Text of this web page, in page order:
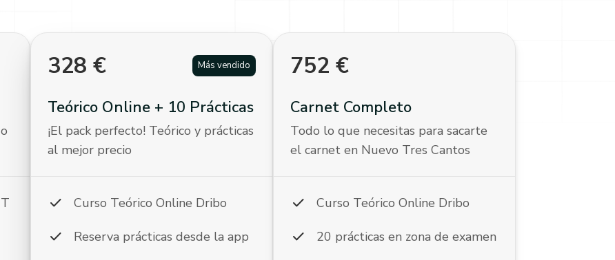
328 € Más vendido
Teórico Online + 10 Prácticas
¡El pack perfecto! Teórico y prácticas
al mejor precio
check Curso Teórico Online Dribo
check Reserva prácticas desde la app
752 €
Carnet Completo
Todo lo que necesitas para sacarte
el carnet en Nuevo Tres Cantos
check Curso Teórico Online Dribo
check 20 prácticas en zona de examen